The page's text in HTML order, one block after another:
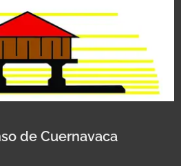
de Cuernavaca